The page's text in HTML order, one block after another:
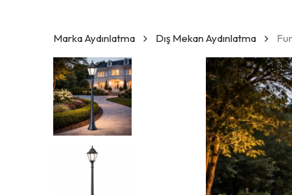
Marka Aydınlatma Dış Mekan Aydınlatma